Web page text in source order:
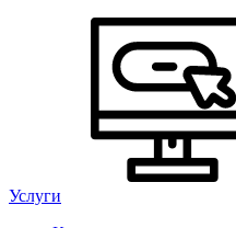
Услуги